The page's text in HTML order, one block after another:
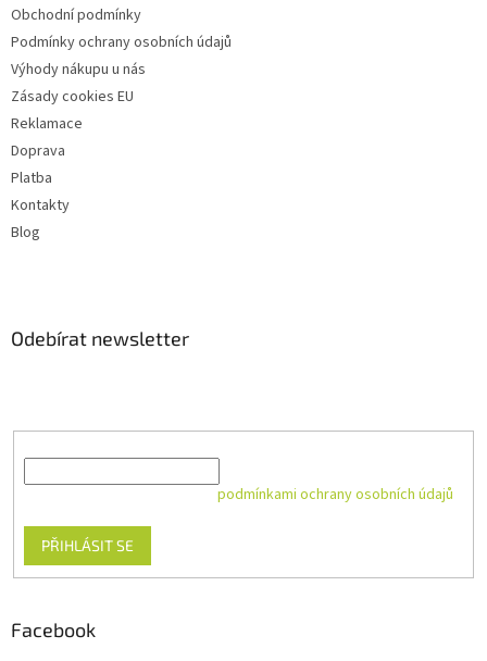
Obchodní podmínky
Podmínky ochrany osobních údajů
Výhody nákupu u nás
Zásady cookies EU
Reklamace
Doprava
Platba
Kontakty
Blog
Odebírat newsletter
podmínkami ochrany osobních údajů
PŘIHLÁSIT SE
Facebook